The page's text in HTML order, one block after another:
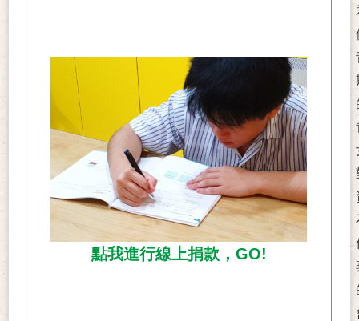
點我進行線上捐款，GO!